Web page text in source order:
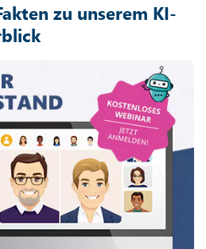
zu unserem KI-